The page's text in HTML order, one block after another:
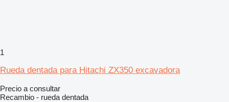
1
Rueda dentada para Hitachi ZX350 excavadora
Precio a consultar
Recambio - rueda dentada